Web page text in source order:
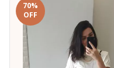
70%
OFF